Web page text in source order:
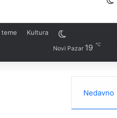
teme Kultura
Novi Pazar 19 ℃
Nedavno